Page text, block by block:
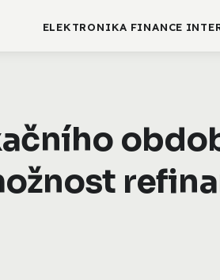
ELEKTRONIKA FINANCE